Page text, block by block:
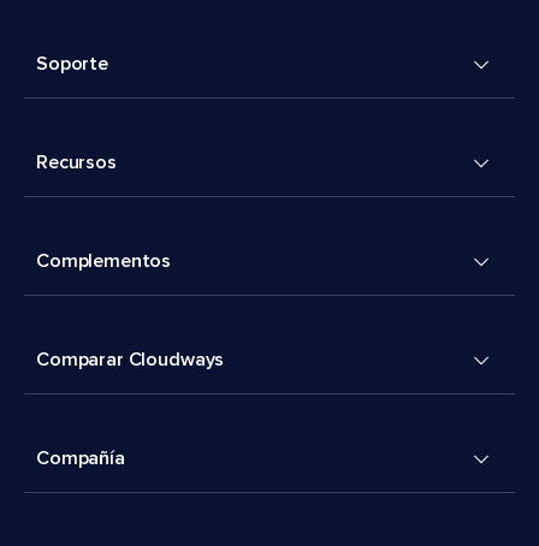
Soporte
Recursos
Complementos
Comparar Cloudways
Compañía